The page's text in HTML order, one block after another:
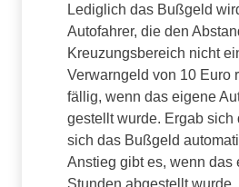
Lediglich das Bußgeld
Autofahrer, die den
Kreuzungsbereich nicht
Verwarngeld von 10 Euro
fällig, wenn das eigene
gestellt wurde. Ergab
sich das Bußgeld
Anstieg gibt es, wenn das
Stunden abgestellt